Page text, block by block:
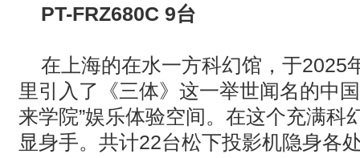
PT-FRZ680C 9台
在上海的在水一方科幻馆，于2025
里引入了《三体》这一举世闻名的中
来学院”娱乐体验空间。在这个充满科
显身手。共计22台松下投影机隐身各